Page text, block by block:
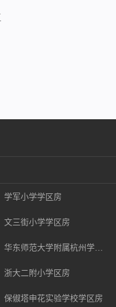
学军小学学区房
文三街小学学区房
浙大二附小学区房
保俶塔申花实验学校学区房